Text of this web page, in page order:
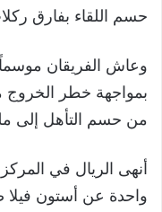
حسم اللقاء بفارق
وعاش الفريقان
بمواجهة خطر الخروج
من حسم التأهل إلى ملحق دور الـ
واحدة عن أستون فيلا